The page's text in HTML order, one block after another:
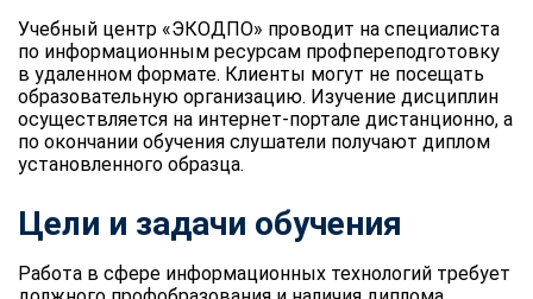
Учебный центр «ЭКОДПО» проводит на специалиста
по информационным ресурсам профпереподготовку
в удаленном формате. Клиенты могут не посещать
образовательную организацию. Изучение дисциплин
осуществляется на интернет-портале дистанционно, а
по окончании обучения слушатели получают диплом
установленного образца.
Цели и задачи обучения
Работа в сфере информационных технологий требует